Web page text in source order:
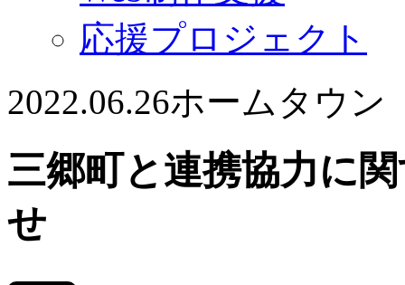
応援プロジェクト
2022.06.26ホームタウン
三郷町と連携協力に
せ